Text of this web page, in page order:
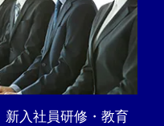
新入社員研修・教育